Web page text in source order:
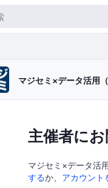
マジセミ×データ活用
主催者に
マジセミ×データ活
するか、 アカウント